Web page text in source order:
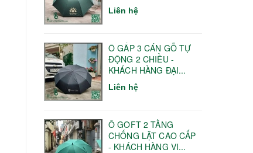
Liên hệ
Ô GẤP 3 CÁN GỖ TỰ
ĐỘNG 2 CHIỀU -
KHÁCH HÀNG ĐẠI...
Liên hệ
Ô GOFT 2 TẦNG
CHỐNG LẬT CAO CẤP
- KHÁCH HÀNG VI...